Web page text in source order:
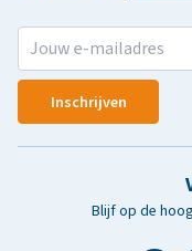
Inschrijven
Blijf op de